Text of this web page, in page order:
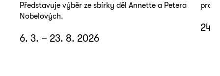
Představuje výběr ze sbírky děl Annette a Petera
Nobelových.
6. 3. – 23. 8. 2026
24.